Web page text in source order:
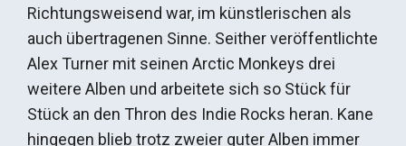
Richtungsweisend war, im künstlerischen als
auch übertragenen Sinne. Seither veröffentlichte
Alex Turner mit seinen Arctic Monkeys drei
weitere Alben und arbeitete sich so Stück für
Stück an den Thron des Indie Rocks heran. Kane
hingegen blieb trotz zweier guter Alben immer